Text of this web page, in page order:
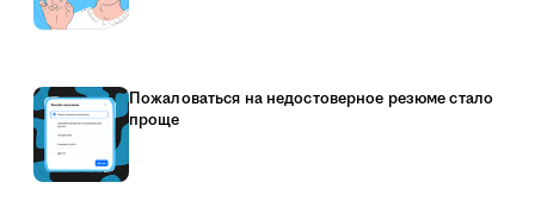
Пожаловаться на недостоверное резюме стало
проще